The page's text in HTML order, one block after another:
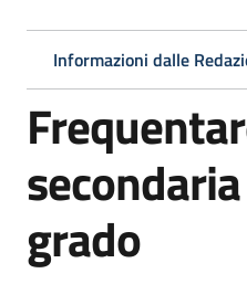
Servizi
Centri
le
Informazioni dalle
grado